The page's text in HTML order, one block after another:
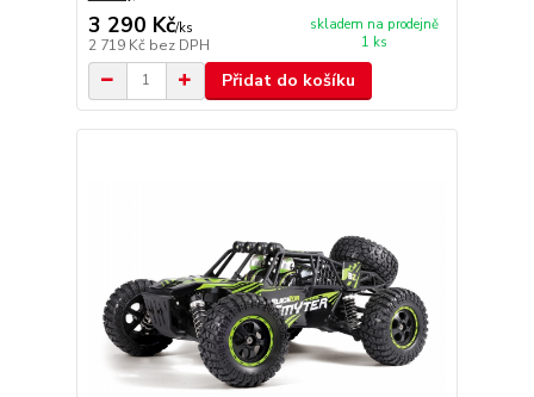
3 290 Kč/ks
2 719 Kč bez DPH
skladem na prodejně
1 ks
Přidat do košíku